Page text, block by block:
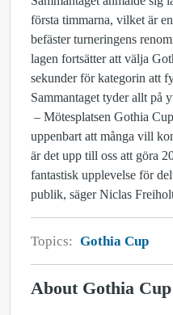
första timmarna, vilket är
befäster turneringens
lagen fortsätter att välja
sekunder för kategorin att
Sammantaget tyder allt på
– Mötesplatsen Gothia
uppenbart att många vill
är det upp till oss att göra
fantastisk upplevelse för
publik, säger Niclas
Topics: Gothia Cup
About Gothia Cup